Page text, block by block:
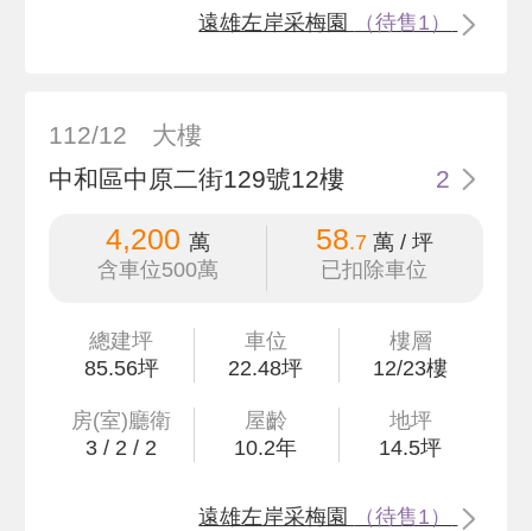
遠雄左岸采梅園 （待售1）
112/12
大樓
中和區中原二街129號12樓
2
4,200 萬
含車位500萬
58.7萬 / 坪
已扣除車位
總建坪
85.56坪
車位
22.48坪
樓層
12/23樓
房(室)廳衛
3 / 2 / 2
屋齡
10.2年
地坪
14.5坪
遠雄左岸采梅園 （待售1）